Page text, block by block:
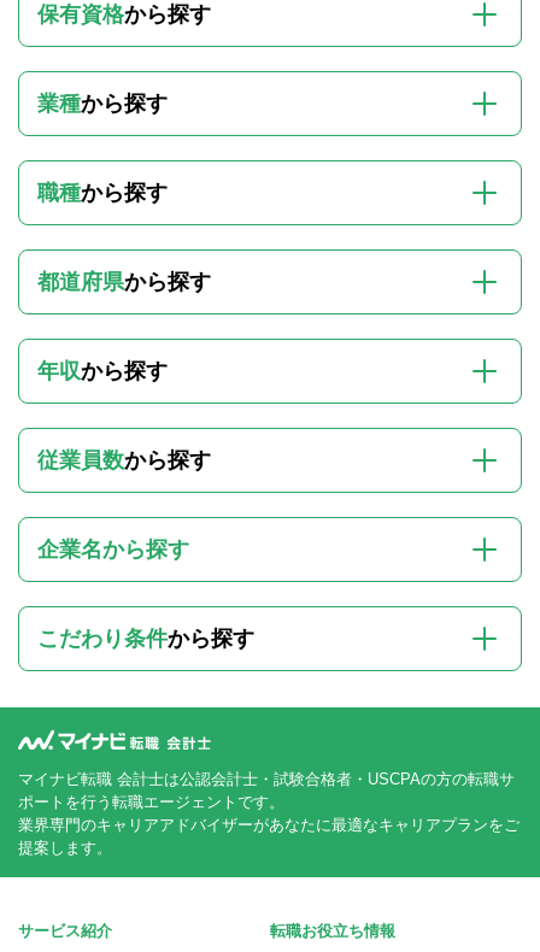
保有資格から探す
業種から探す
職種から探す
都道府県から探す
年収から探す
従業員数から探す
企業名から探す
こだわり条件から探す
マイナビ転職 会計士は公認会計士・試験合格者・USCPAの方の転職サ
ポートを行う転職エージェントです。
業界専門のキャリアアドバイザーがあなたに最適なキャリアプランをご
提案します。
サービス紹介 転職お役立ち情報